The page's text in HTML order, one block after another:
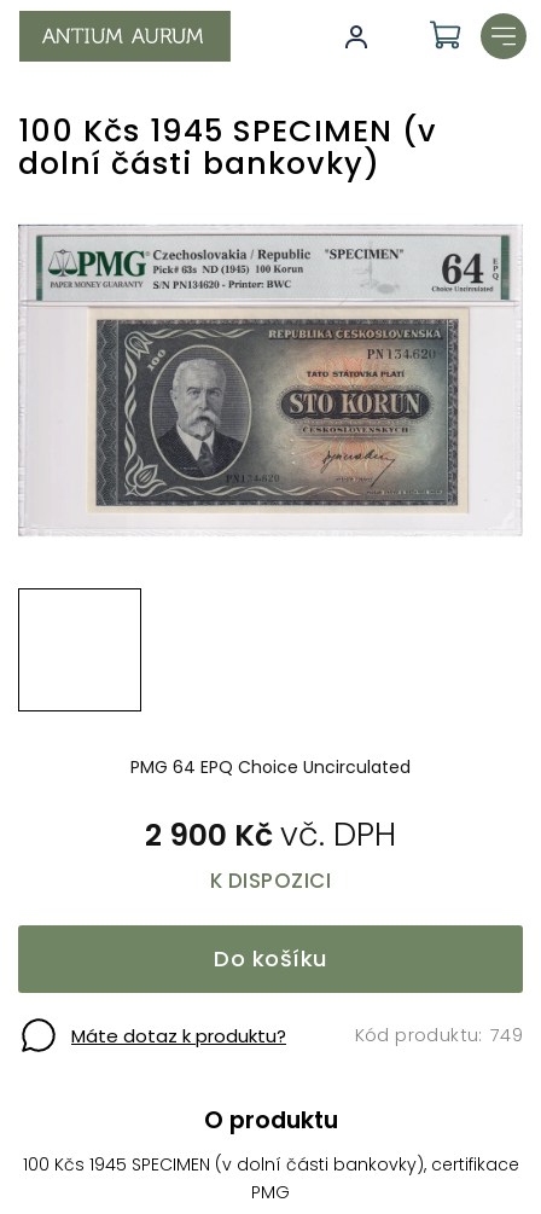
obsah
100 Kčs 1945 SPECIMEN (v
dolní části bankovky)
2 900 Kč
K DISPOZICI
Do košíku
PMG 64 EPQ Choice Uncirculated
Máte dotaz k produktu? 749
O produktu
100 Kčs 1945 SPECIMEN (v dolní části bankovky), certifikace
PMG